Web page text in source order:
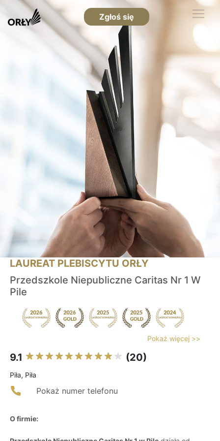
Zgłoś się
LAUREAT PLEBISCYTU ORŁY
Przedszkole Niepubliczne Caritas Nr 1 W
Pile
Pokaż więcej >>
9.1 (20)
Piła, Piła
Pokaż numer telefonu
O firmie: